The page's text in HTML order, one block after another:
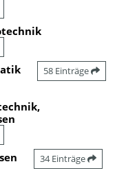
58 Einträge
34 Einträge